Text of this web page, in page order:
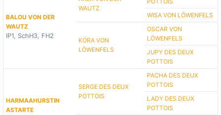
BALOU VON DER
WAUTZ
IP1, SchH3, FH2
WAUTZ
WISA VON LÖWENFELS
KORA VON
LÖWENFELS
OSCAR VON
LÖWENFELS
JUPY DES DEUX
POTTOIS
HARMAAHURSTIN
ASTARTE
SERGE DES DEUX
POTTOIS
PACHA DES DEUX
POTTOIS
LADY DES DEUX
POTTOIS